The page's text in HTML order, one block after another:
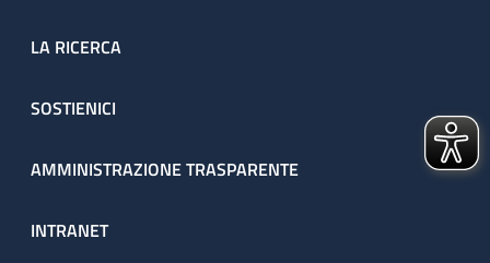
LA RICERCA
SOSTIENICI
AMMINISTRAZIONE TRASPARENTE
INTRANET